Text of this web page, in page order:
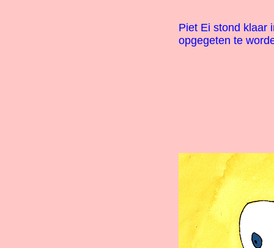
Piet Ei stond klaar
opgegeten te